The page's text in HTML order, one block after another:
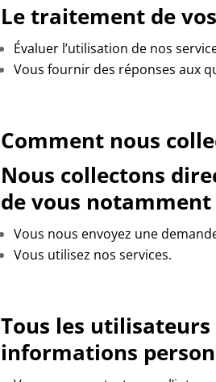
Le traitement de
Évaluer l’utilisation de nos
Vous fournir des réponses aux
Comment nous
Nous collectons
de vous notamment
Vous nous envoyez une
Vous utilisez nos services.
Tous les
informations